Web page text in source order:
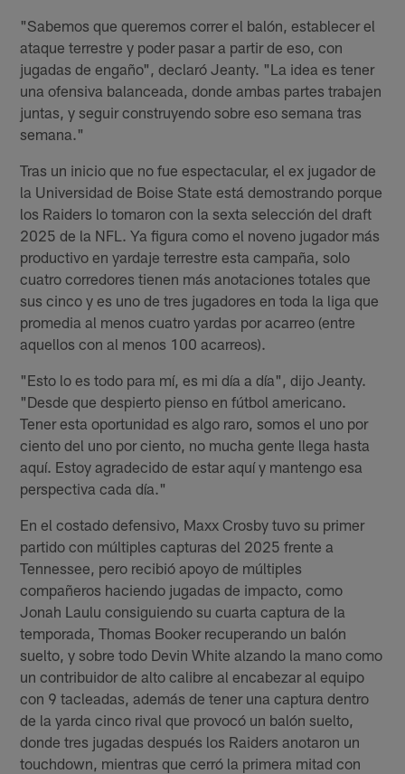
"Sabemos que queremos correr el balón, establecer el
ataque terrestre y poder pasar a partir de eso, con
jugadas de engaño", declaró Jeanty. "La idea es tener
una ofensiva balanceada, donde ambas partes trabajen
juntas, y seguir construyendo sobre eso semana tras
semana."
Tras un inicio que no fue espectacular, el ex jugador de
la Universidad de Boise State está demostrando porque
los Raiders lo tomaron con la sexta selección del draft
2025 de la NFL. Ya figura como el noveno jugador más
productivo en yardaje terrestre esta campaña, solo
cuatro corredores tienen más anotaciones totales que
sus cinco y es uno de tres jugadores en toda la liga que
promedia al menos cuatro yardas por acarreo (entre
aquellos con al menos 100 acarreos).
"Esto lo es todo para mí, es mi día a día", dijo Jeanty.
"Desde que despierto pienso en fútbol americano.
Tener esta oportunidad es algo raro, somos el uno por
ciento del uno por ciento, no mucha gente llega hasta
aquí. Estoy agradecido de estar aquí y mantengo esa
perspectiva cada día."
En el costado defensivo, Maxx Crosby tuvo su primer
partido con múltiples capturas del 2025 frente a
Tennessee, pero recibió apoyo de múltiples
compañeros haciendo jugadas de impacto, como
Jonah Laulu consiguiendo su cuarta captura de la
temporada, Thomas Booker recuperando un balón
suelto, y sobre todo Devin White alzando la mano como
un contribuidor de alto calibre al encabezar al equipo
con 9 tacleadas, además de tener una captura dentro
de la yarda cinco rival que provocó un balón suelto,
donde tres jugadas después los Raiders anotaron un
touchdown, mientras que cerró la primera mitad con